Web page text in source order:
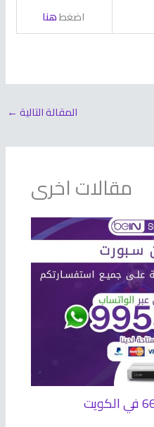
اضغطهنا
المقالة التالية ←
مقالات اخرى